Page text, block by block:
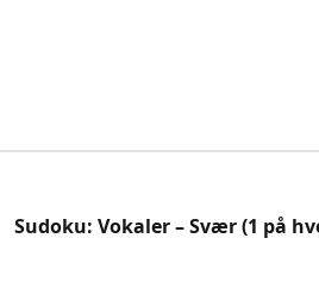
Sudoku: Vokaler – Svær (1 på